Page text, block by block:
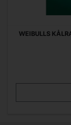
WEIBULLS